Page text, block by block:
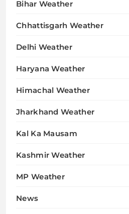
Bihar Weather
Chhattisgarh Weather
Delhi Weather
Haryana Weather
Himachal Weather
Jharkhand Weather
Kal Ka Mausam
Kashmir Weather
MP Weather
News